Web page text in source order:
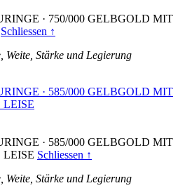
· 750/000 GELBGOLD MIT
Schliessen ↑
Weite, Stärke und Legierung
· 585/000 GELBGOLD MIT
LEISE
· 585/000 GELBGOLD MIT
LEISE Schliessen ↑
Weite, Stärke und Legierung